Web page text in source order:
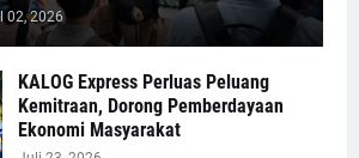
02, 2026
KALOG Express Perluas Peluang
Kemitraan, Dorong Pemberdayaan
Ekonomi Masyarakat